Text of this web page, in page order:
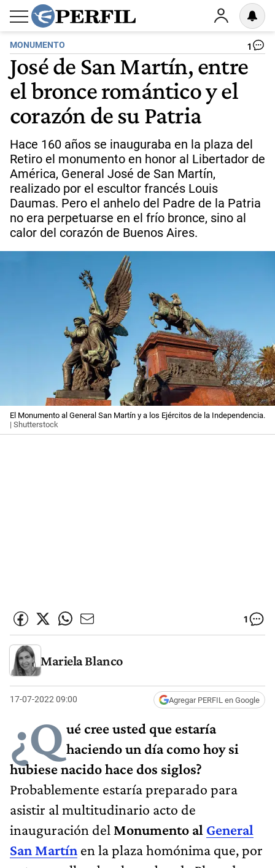
MONUMENTO 1
José de San Martín, entre
el bronce romántico y el
corazón de su Patria
Hace 160 años se inauguraba en la plaza del
Retiro el monumento en honor al Libertador de
América, General José de San Martín,
realizado por el escultor francés Louis
Daumas. Pero el anhelo del Padre de la Patria
no era perpetuarse en el frío bronce, sino al
calor del corazón de Buenos Aires.
El Monumento al General San Martín y a los Ejércitos de la Independencia.
| Shutterstock
1
Mariela Blanco
17-07-2022 09:00 Agregar PERFIL en Google
¿Q ué cree usted que estaría
haciendo un día como hoy si
hubiese nacido hace dos siglos?
Probablemente estaría preparado para
asistir al multitudinario acto de
inauguración del Monumento al General
San Martín en la plaza homónima que, por